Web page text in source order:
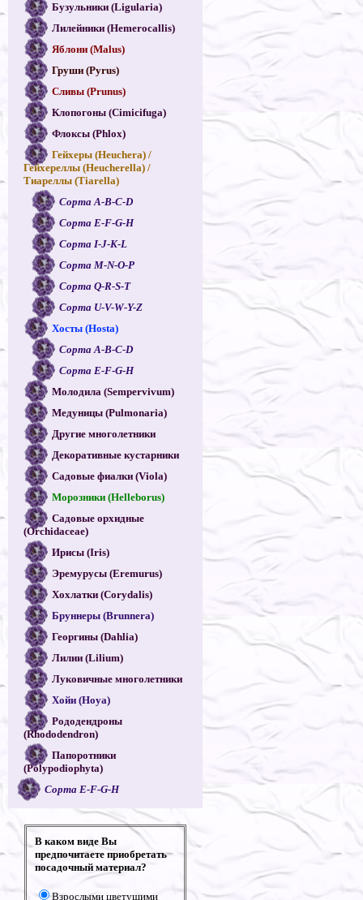
Бузульники (Ligularia)
Лилейники (Hemerocallis)
Яблони (Malus)
Груши (Pyrus)
Сливы (Prunus)
Клопогоны (Cimicifuga)
Флоксы (Phlox)
Гейхеры (Heuchera) /
Гейхереллы (Heucherella) /
Тиареллы (Tiarella)
Сорта A-B-C-D
Сорта E-F-G-H
Сорта I-J-K-L
Сорта M-N-O-P
Сорта Q-R-S-T
Сорта U-V-W-Y-Z
Хосты (Hosta)
Сорта A-B-C-D
Сорта E-F-G-H
Молодила (Sempervivum)
Медуницы (Pulmonaria)
Другие многолетники
Декоративные кустарники
Садовые фиалки (Viola)
Морозники (Helleborus)
Садовые орхидные
(Orchidaceae)
Ирисы (Iris)
Эремурусы (Eremurus)
Хохлатки (Corydalis)
Бруннеры (Brunnera)
Георгины (Dahlia)
Лилии (Lilium)
Луковичные многолетники
Хойи (Hoya)
Рододендроны
(Rhododendron)
Папоротники
(Polypodiophyta)
Сорта E-F-G-H
В каком виде Вы
предпочитаете приобретать
посадочный материал?
Взрослыми цветущими